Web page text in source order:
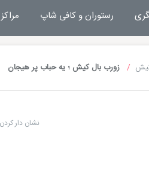
رستوران و کافی شاپ
زورب بال کیش ؛ یه حباب پر هیجان
نشان دار